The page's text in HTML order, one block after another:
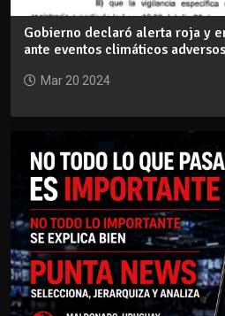
Gobierno declaró alerta roja y
ante eventos climáticos adversos
Mar 20 2024